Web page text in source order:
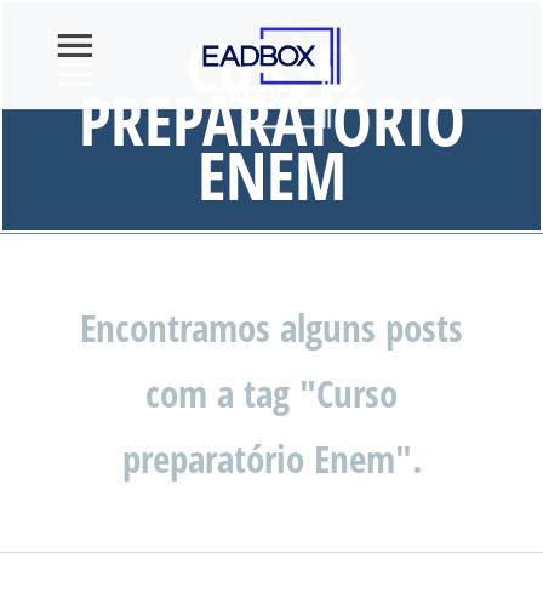
CURSO
PREPARATÓRIO
ENEM
Encontramos alguns posts
com a tag "Curso
preparatório Enem".